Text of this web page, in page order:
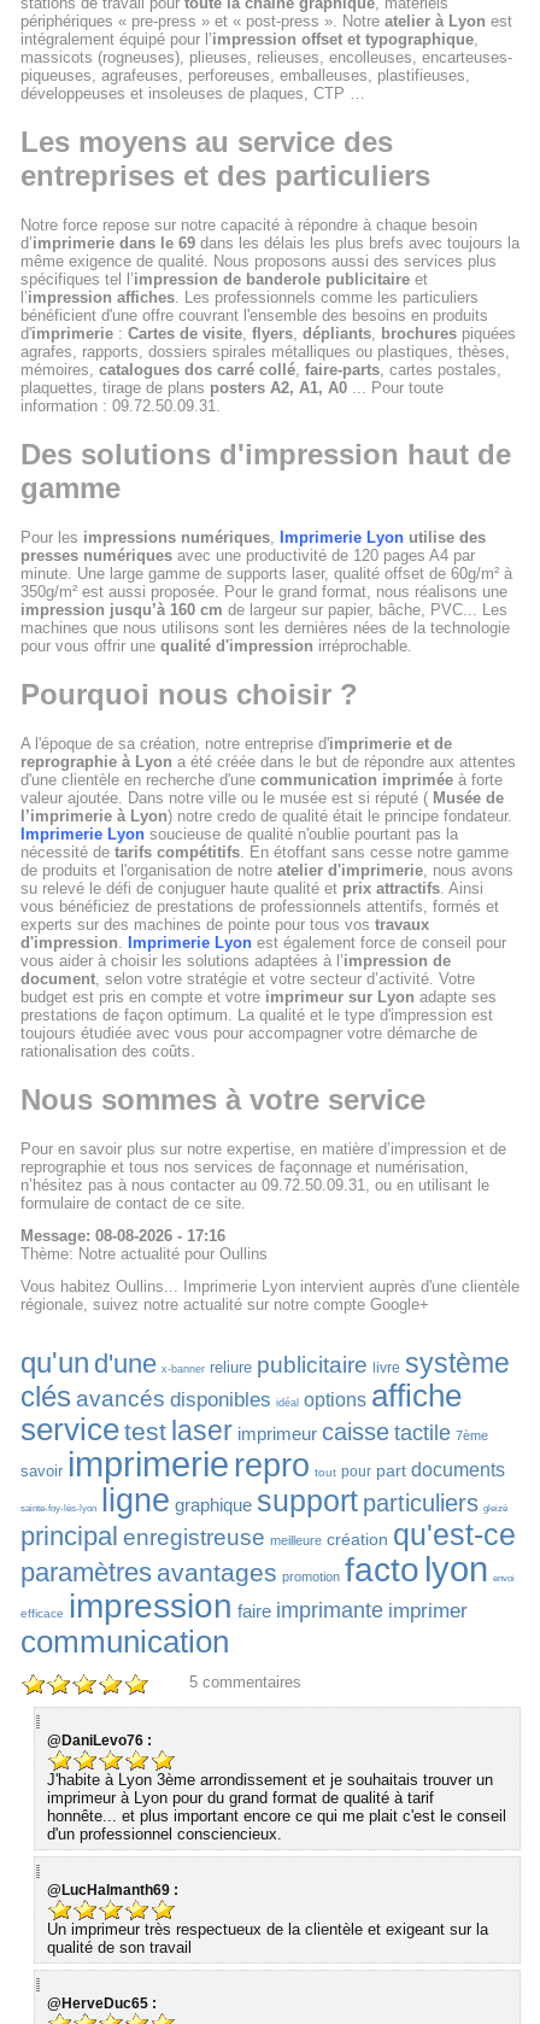
périphériques « pre-press » et « post-press ». Notreatelier à Lyon est
intégralement équipé pour l’impression offset et typographique,
massicots (rogneuses), plieuses, relieuses, encolleuses, encarteuses-
piqueuses, agrafeuses, perforeuses, emballeuses, plastifieuses,
développeuses et insoleuses de plaques, CTP …
Les moyens au service des
entreprises et des particuliers
Notre force repose sur notre capacité à répondre à chaque besoin
d’imprimerie dans le 69 dans les délais les plus brefs avec toujours la
même exigence de qualité. Nous proposons aussi des services plus
spécifiques tel l’impression de banderole publicitaire et
l’impression affiches. Les professionnels comme les particuliers
bénéficient d'une offre couvrant l'ensemble des besoins en produits
d'imprimerie :Cartes de visite,flyers,dépliants, brochures piquées
agrafes, rapports, dossiers spirales métalliques ou plastiques, thèses,
mémoires,catalogues dos carré collé,faire-parts, cartes postales,
plaquettes, tirage de plans posters A2, A1, A0 ... Pour toute
information : 09.72.50.09.31.
Des solutions d'impression haut de
gamme
Pour les impressions numériques, Imprimerie Lyon utilise des
presses numériques avec une productivité de 120 pages A4 par
minute. Une large gamme de supports laser, qualité offset de 60g/m² à
350g/m² est aussi proposée. Pour le grand format, nous réalisons une
impression jusqu’à 160 cm de largeur sur papier, bâche, PVC... Les
machines que nous utilisons sont les dernières nées de la technologie
pour vous offrir unequalité d'impression irréprochable.
Pourquoi nous choisir ?
A l'époque de sa création, notre entreprise d'imprimerie et de
reprographie à Lyon a été créée dans le but de répondre aux attentes
d'une clientèle en recherche d'unecommunication imprimée à forte
valeur ajoutée. Dans notre ville ou le musée est si réputé ( Musée de
l’imprimerie à Lyon) notre credo de qualité était le principe fondateur.
Imprimerie Lyon soucieuse de qualité n'oublie pourtant pas la
nécessité detarifs compétitifs. En étoffant sans cesse notre gamme
de produits et l'organisation de notreatelier d'imprimerie, nous avons
su relevé le défi de conjuguer haute qualité et prix attractifs. Ainsi
vous bénéficiez de prestations de professionnels attentifs, formés et
experts sur des machines de pointe pour tous vostravaux
d'impression. Imprimerie Lyon est également force de conseil pour
vous aider à choisir les solutions adaptées à l’impression de
document, selon votre stratégie et votre secteur d’activité. Votre
budget est pris en compte et votre imprimeur sur Lyon adapte ses
prestations de façon optimum. La qualité et le type d'impression est
toujours étudiée avec vous pour accompagner votre démarche de
rationalisation des coûts.
Nous sommes à votre service
Pour en savoir plus sur notre expertise, en matière d’impression et de
reprographie et tous nos services de façonnage et numérisation,
n’hésitez pas à nous contacter au 09.72.50.09.31, ou en utilisant le
formulaire de contact de ce site.
Message: 08-08-2026 - 17:16
Thème: Notre actualité pour Oullins
Vous habitez Oullins... Imprimerie Lyon intervient auprès d'une clientèle
régionale, suivez notre actualité sur notre compte Google+
qu'un d'une x-banner reliure publicitaire livre système
clés avancés disponibles idéal options affiche
servicetest laser imprimeur caisse tactile 7ème
savoir imprimerie repro tout pour part documents
sainte-foy-lès-lyon ligne graphique support particuliers gleizé
principal enregistreuse meilleure création qu'est-ce
paramètres avantages promotion facto lyon envoi
efficace impression faire imprimante imprimer
communication
5 commentaires
@DaniLevo76 :
J'habite à Lyon 3ème arrondissement et je souhaitais trouver un
imprimeur à Lyon pour du grand format de qualité à tarif
honnête... et plus important encore ce qui me plait c'est le conseil
d'un professionnel consciencieux.
@LucHalmanth69 :
Un imprimeur très respectueux de la clientèle et exigeant sur la
qualité de son travail
@HerveDuc65 :